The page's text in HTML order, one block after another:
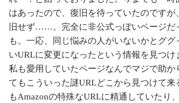
はあったので、復旧を待っていたのですが
旧せず……。完全に非公式っぽいページだ
も。一応、同じ悩みの人がいないかとググ
いURLに変更になったという情報を見つけ
私も愛用していたページなんでマジで助か
てもこういった謎URLどこから見つけて来
もAmazonの特殊なURLに精通していたり